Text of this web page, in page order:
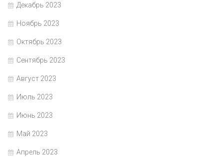
Декабрь 2023
Ноябрь 2023
Октябрь 2023
Сентябрь 2023
Август 2023
Июль 2023
Июнь 2023
Май 2023
Апрель 2023